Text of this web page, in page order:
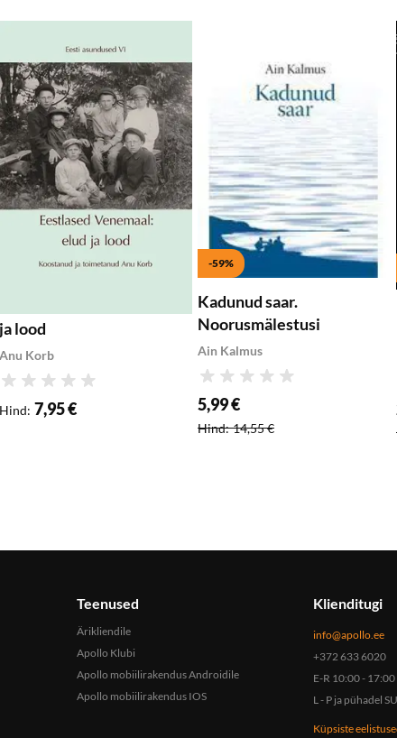
soovikorvi
ja lood
Anu Korb
Hinnang
Hind: 7,95 €
Lisa ostukorvi
-59%
Kadunud saar.
Noorusmälestusi
Ain Kalmus
Hinnang
Soodushind
5,99 €
Hind: 14,55 €
Lisa ostukorvi
Teenused
Ärikliendile
Apollo Klubi
Apollo mobiilirakendus Androidile
Apollo mobiilirakendus IOS
Klienditugi
info@apollo.ee
+372 633 6020
E-R 10:00 - 17:00
L - P ja pühadel
Küpsiste